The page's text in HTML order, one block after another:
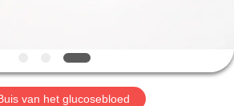
van het glucosebloed